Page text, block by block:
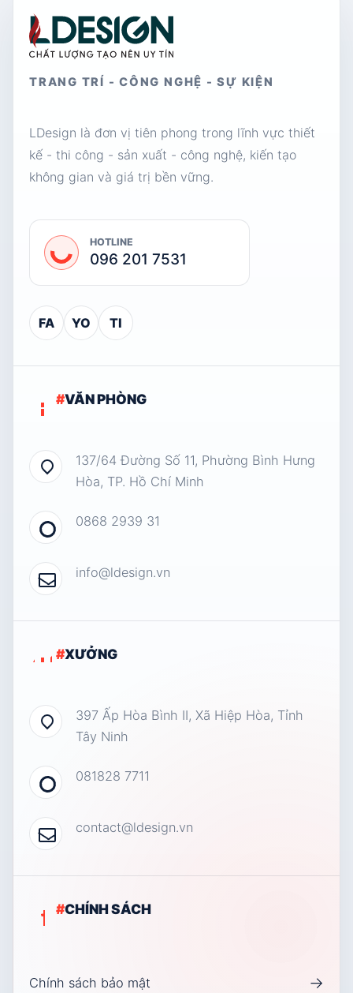
TRANG TRÍ - CÔNG NGHỆ - SỰ KIỆN
LDesign là đơn vị tiên phong trong lĩnh vực thiết
kế - thi công - sản xuất - công nghệ, kiến tạo
không gian và giá trị bền vững.
HOTLINE
096 201 7531
FA YO TI
#VĂN PHÒNG
137/64 Đường Số 11, Phường Bình Hưng
Hòa, TP. Hồ Chí Minh
0868 2939 31
info@ldesign.vn
#XƯỞNG
397 Ấp Hòa Bình II, Xã Hiệp Hòa, Tỉnh
Tây Ninh
081828 7711
contact@ldesign.vn
#CHÍNH SÁCH
Chính sách bảo mật →